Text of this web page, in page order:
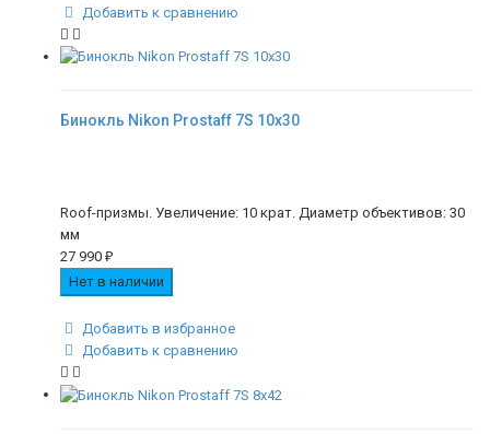
Добавить к сравнению
Бинокль Nikon Prostaff 7S 10x30
Roof-призмы. Увеличение: 10 крат. Диаметр объективов: 30
мм
27 990 ₽
Нет в наличии
Добавить в избранное
Добавить к сравнению